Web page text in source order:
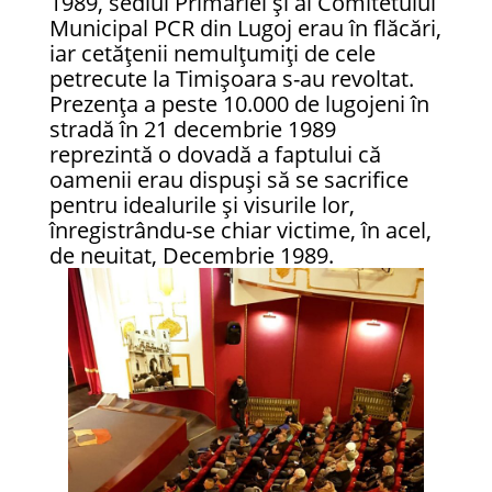
Municipal PCR din Lugoj erau în flăcări,
iar cetățenii nemulțumiți de cele
petrecute la Timișoara s-au revoltat.
Prezența a peste 10.000 de lugojeni în
stradă în 21 decembrie 1989
reprezintă o dovadă a faptului că
oamenii erau dispuși să se sacrifice
pentru idealurile și visurile lor,
înregistrându-se chiar victime, în acel,
de neuitat, Decembrie 1989.